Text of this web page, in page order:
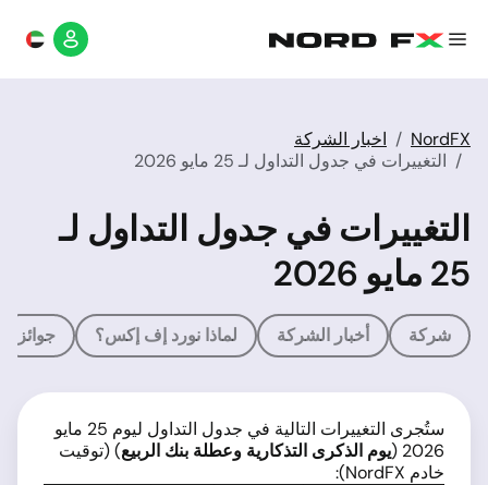
NordFX
اخبار الشركة
التغييرات في جدول التداول لـ 25 مايو 2026
التغييرات في جدول التداول لـ
25 مايو 2026
شركة أخبار الشركة لماذا نورد إف إكس؟ جوائز
ستُجرى التغييرات التالية في جدول التداول ليوم 25 مايو
2026 ( يوم الذكرى التذكارية وعطلة بنك الربيع) (توقيت
خادم NordFX):